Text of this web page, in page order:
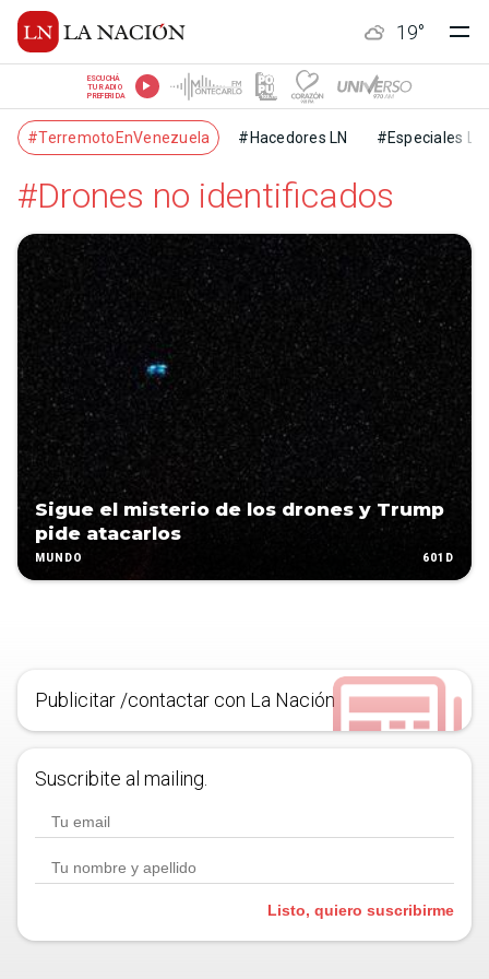
19°
ESCUCHÁ
TU RADIO
PREFERIDA
#TerremotoEnVenezuela #Hacedores LN #Especiales LN
#Drones no identificados
Sigue el misterio de los drones y Trump
pide atacarlos
MUNDO 601D
Publicitar /contactar con La Nación
Suscribite al mailing.
Listo, quiero suscribirme